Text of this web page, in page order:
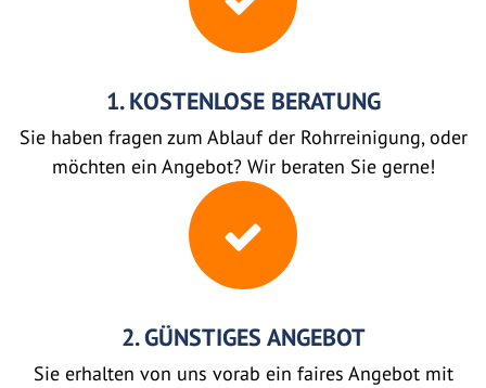
1. KOSTENLOSE BERATUNG
Sie haben fragen zum Ablauf der Rohrreinigung, oder
möchten ein Angebot? Wir beraten Sie gerne!
2. GÜNSTIGES ANGEBOT
Sie erhalten von uns vorab ein faires Angebot mit